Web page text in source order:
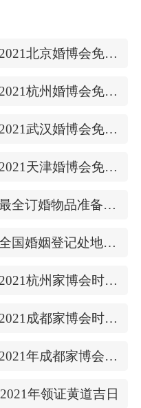
2021北京婚博会免费门票
2021杭州婚博会免费门票
2021武汉婚博会免费门票
2021天津婚博会免费门票
最全订婚物品准备清单
全国婚姻登记处地址/上下时间
2021杭州家博会时间表
2021成都家博会时间表
2021年成都家博会门票
2021年领证黄道吉日